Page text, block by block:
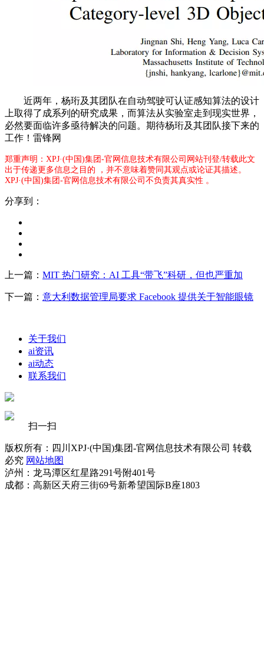
近两年，杨珩及其团队在自动驾驶可认证感知算法的设计
上取得了成系列的研究成果，而算法从实验室走到现实世界，
必然要面临许多亟待解决的问题。期待杨珩及其团队接下来的
工作！雷锋网
郑重声明：XPJ·(中国)集团-官网信息技术有限公司网站刊登/转载此文
出于传递更多信息之目的 ，并不意味着赞同其观点或论证其描述。
XPJ·(中国)集团-官网信息技术有限公司不负责其真实性 。
分享到：
上一篇： MIT 热门研究：AI 工具“带飞”科研，但也严重加
下一篇： 意大利数据管理局要求 Facebook 提供关于智能眼镜
关于我们
ai资讯
ai动态
联系我们
扫一扫
版权所有：四川XPJ·(中国)集团-官网信息技术有限公司 转载
必究 网站地图
泸州：龙马潭区红星路291号附401号
成都：高新区天府三街69号新希望国际B座1803